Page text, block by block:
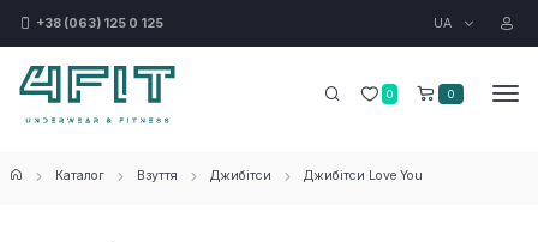
+38 (063) 125 0 125 UA
0 0
Каталог Взуття Джибітси Джибітси Love You